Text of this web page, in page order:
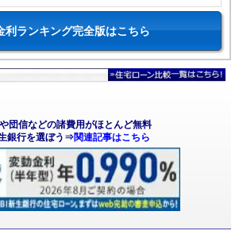
利ランキング完全版はこちら
団信などの諸費用がほとんど無料
銀行を選ぼう⇒関連記事はこちら